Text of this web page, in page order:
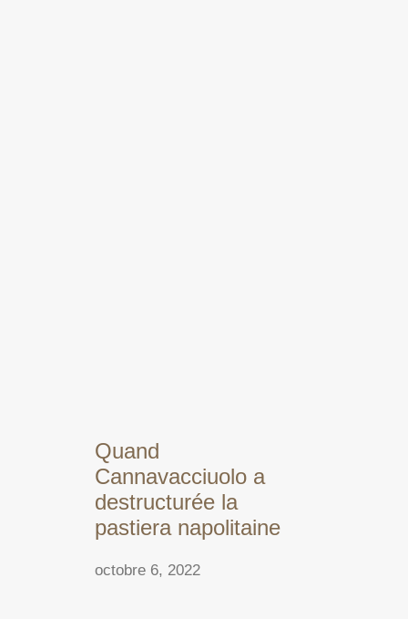
Quand
Cannavacciuolo a
destructurée la
pastiera napolitaine
octobre 6, 2022